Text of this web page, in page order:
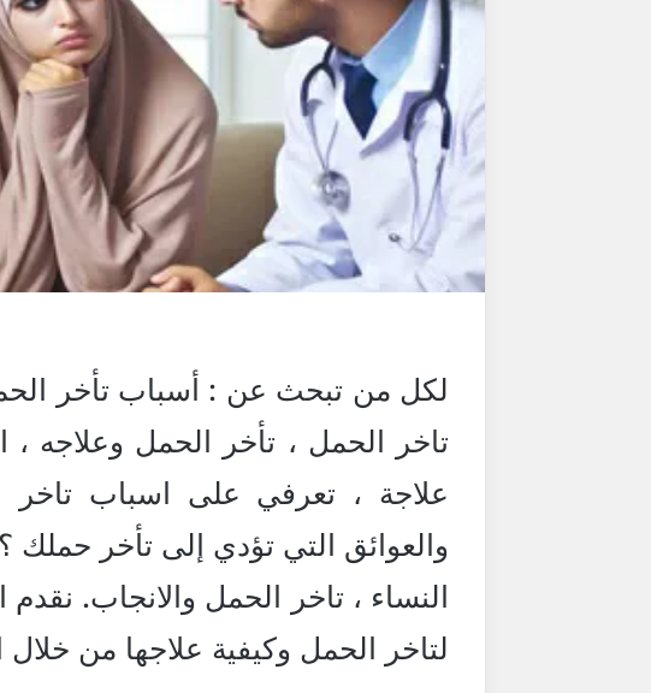
لكل من تبحث عن : أسباب تأخر
تاخر الحمل ، تأخر الحمل وعلاجه
علاجة ، تعرفي على اسباب تاخر
والعوائق التي تؤدي إلى تأخر
النساء ، تاخر الحمل والانجاب. نقدم
لتاخر الحمل وكيفية علاجها من خلال